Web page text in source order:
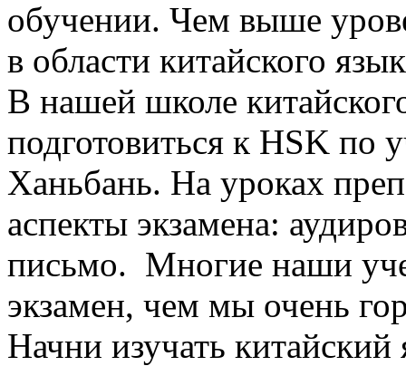
обучении. Чем выше
в области китайского
В нашей школе
подготовиться к HSK по
Ханьбань. На уроках
аспекты экзамена:
письмо. Многие наши
экзамен, чем мы очень
Начни изучать